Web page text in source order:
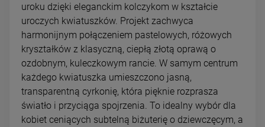
uroku dzięki eleganckim kolczykom w kształcie
uroczych kwiatuszków. Projekt zachwyca
harmonijnym połączeniem pastelowych, różowych
kryształków z klasyczną, ciepłą złotą oprawą o
ozdobnym, kuleczkowym rancie. W samym centrum
każdego kwiatuszka umieszczono jasną,
transparentną cyrkonię, która pięknie rozprasza
światło i przyciąga spojrzenia. To idealny wybór dla
kobiet ceniących subtelną biżuterię o dziewczęcym, a